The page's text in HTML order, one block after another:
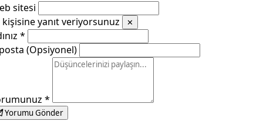
sitesi
kişisine yanıt veriyorsunuz
✕
*
(Opsiyonel)
*
Yorumu Gönder